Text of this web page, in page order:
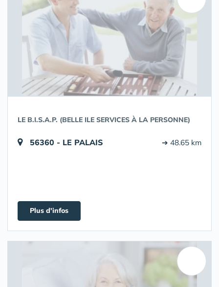
LE B.I.S.A.P. (BELLE ILE SERVICES À LA PERSONNE)
56360 - LE PALAIS ➔ 48.65 km
Plus d'infos